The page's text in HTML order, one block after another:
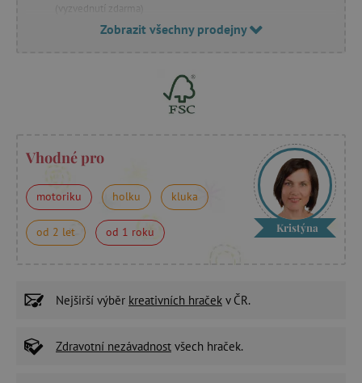
(vyzvednutí zdarma)
Zobrazit všechny prodejny
Vhodné pro
motoriku holku kluka
od 2 let od 1 roku Kristýna
Nejširší výběr kreativních hraček v ČR.
Zdravotní nezávadnost všech hraček.